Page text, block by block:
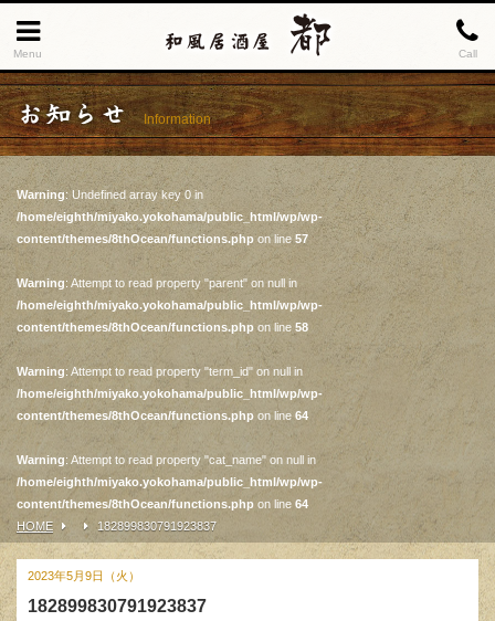
Menu Call
お知らせ Information
Warning: Undefined array key 0 in
/home/eighth/miyako.yokohama/public_html/wp/wp-
content/themes/8thOcean/functions.phpon line57
Warning: Attempt to read property "parent" on null in
/home/eighth/miyako.yokohama/public_html/wp/wp-
content/themes/8thOcean/functions.php on line 58
Warning: Attempt to read property "term_id" on null in
/home/eighth/miyako.yokohama/public_html/wp/wp-
content/themes/8thOcean/functions.php on line 64
Warning: Attempt to read property "cat_name" on null in
/home/eighth/miyako.yokohama/public_html/wp/wp-
content/themes/8thOcean/functions.php on line 64
HOME
182899830791923837
2023年5月9日（火）
182899830791923837